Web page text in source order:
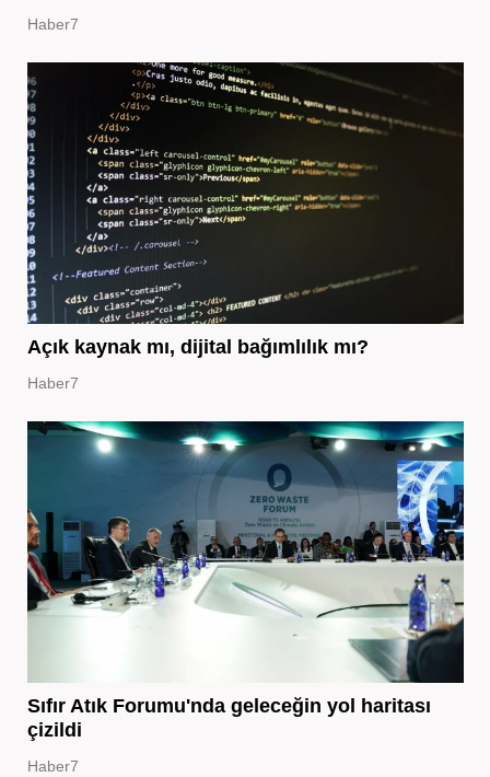
Haber7
Açık kaynak mı, dijital bağımlılık mı?
Haber7
Sıfır Atık Forumu'nda geleceğin yol haritası
çizildi
Haber7